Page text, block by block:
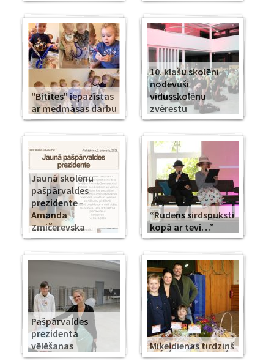
"Bitītes" iepazīstas
ar medmāsas darbu
10. klašu skolēni
nodevuši
vidusskolēnu
zvērestu
Jaunā skolēnu
pašpārvaldes
prezidente -
Amanda
Zmičerevska
“Rudens sirdspuksti
kopā ar tevi…”
Pašpārvaldes
prezidenta
vēlēšanas
Miķeļdienas tirdziņš